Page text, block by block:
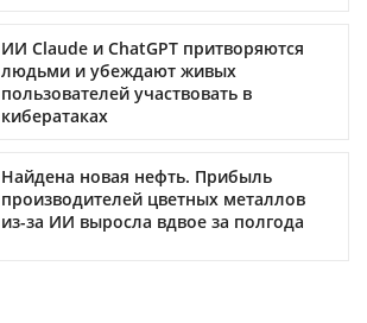
ИИ Claude и ChatGPT притворяются
людьми и убеждают живых
пользователей участвовать в
кибератаках
Найдена новая нефть. Прибыль
производителей цветных металлов
из-за ИИ выросла вдвое за полгода